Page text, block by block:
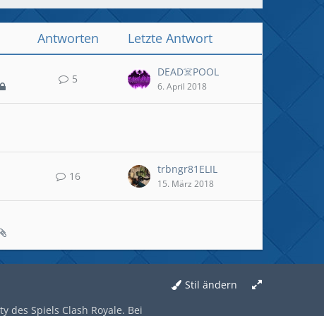
Antworten Letzte Antwort
5
DEAD☠️POOL
6. April 2018
16
trbngr81ELIL
15. März 2018
Stil ändern
des Spiels Clash Royale. Bei